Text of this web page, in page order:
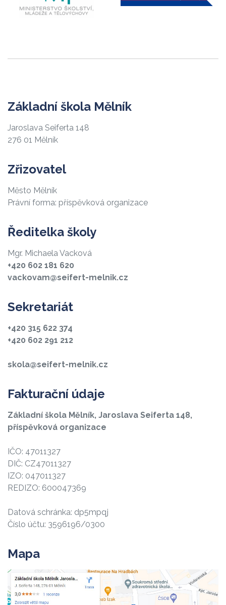
Základní škola Mělník
Jaroslava Seiferta 148
276 01 Mělník
Zřizovatel
Město Mělník
Právní forma: příspěvková organizace
Ředitelka školy
Mgr. Michaela Vacková
+420 602 181 620
vackovam@seifert-melnik.cz
Sekretariát
+420 315 622 374
+420 602 291 212
skola@seifert-melnik.cz
Fakturační údaje
Základní škola Mělník, Jaroslava Seiferta 148,
příspěvková organizace
IČO: 47011327
DIČ: CZ47011327
IZO: 047011327
REDIZO: 600047369
Datová schránka: dp5mpqj
Číslo účtu: 3596196/0300
Mapa